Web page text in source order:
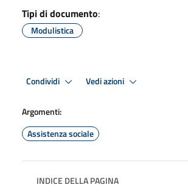
Tipi di documento:
Modulistica
Condividi Vedi azioni
Argomenti:
Assistenza sociale
INDICE DELLA PAGINA